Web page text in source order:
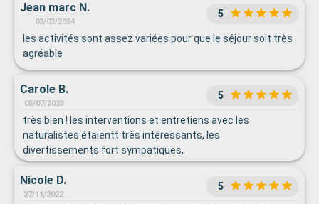
Jean marc N.
03/03/2024
5
les activités sont assez variées pour que le séjour soit très
agréable
Carole B.
05/07/2023
5
très bien ! les interventions et entretiens avec les
naturalistes étaientt très intéressants, les
divertissements fort sympatiques,
Nicole D.
27/11/2022
5